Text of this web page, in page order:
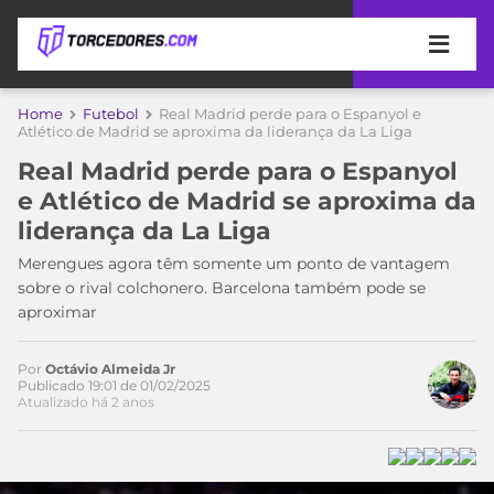
APOSTAS
DE
APOSTA
MELHORES
SITES
DE
APOSTAS
2026
COPA
DO
MUNDO
TIMES
MEU
TIME
CAMPEONATOS
Home Futebol
Real Madrid perde para o Espanyol e
Atlético de Madrid se aproxima da liderança da La Liga
Real Madrid perde para o Espanyol
e Atlético de Madrid se aproxima da
liderança da La Liga
Merengues agora têm somente um ponto de vantagem
sobre o rival colchonero. Barcelona também pode se
aproximar
no Twitter
Por Octávio Almeida Jr
Publicado 19:01 de 01/02/2025
Atualizado há 2 anos